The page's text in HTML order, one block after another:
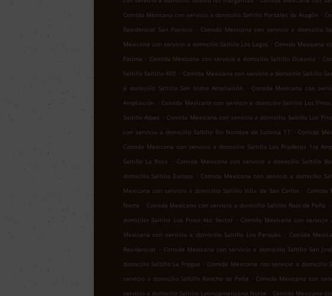
Comida Mexicana con servicio a domicilio Saltillo Portales de Aragón .
Residencial San Patricio
. Comida Mexicana con servicio a domicilio
Mexicana con servicio a domicilio Saltillo Los Lagos . Comida Mexicana
Fátima . Comida Mexicana con servicio a domicilio Saltillo Oceanía .
Saltillo Saltillo 400 . Comida Mexicana con servicio a domicilio Saltillo
a domicilio Saltillo San Isidro Ampliación
. Comida Mexicana con
Ampliación . Comida Mexicana con servicio a domicilio Saltillo Los Pinos
Saltillo Alpes . Comida Mexicana con servicio a domicilio Saltillo Los
con servicio a domicilio Saltillo Sin Nombre de Colonia 17 . Comida
Comida Mexicana con servicio a domicilio Saltillo Las Praderas 1ra
Saltillo La Rosa
. Comida Mexicana con servicio a domicilio Saltillo
domicilio Saltillo Europa . Comida Mexicana con servicio a domicilio
Mexicana con servicio a domicilio Saltillo Villa de San Carlos . Comida
Norte . Comida Mexicana con servicio a domicilio Saltillo Real de Peña .
domicilio Saltillo Los Pinos 4to Sector . Comida Mexicana con
Mexicana con servicio a domicilio Saltillo Los Parques . Comida
Residencial . Comida Mexicana con servicio a domicilio Saltillo San
domicilio Saltillo La Fragua . Comida Mexicana con servicio a domicilio
servicio a domicilio Saltillo Rancho de Peña . Comida Mexicana con
servicio a domicilio Saltillo Latinoamericana Norte . Comida Mexicana